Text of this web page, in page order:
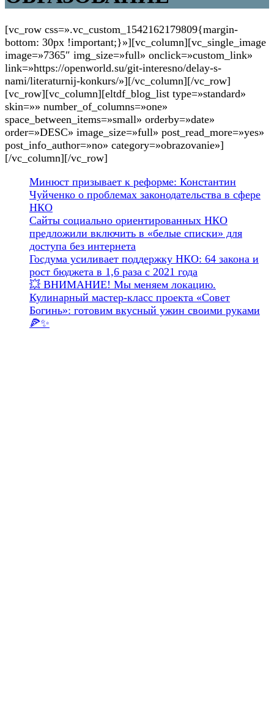
[vc_row css=».vc_custom_1542162179809{margin-
bottom: 30px !important;}»][vc_column][vc_single_image
image=»7365″ img_size=»full» onclick=»custom_link»
link=»https://openworld.su/git-interesno/delay-s-
nami/literaturnij-konkurs/»][/vc_column][/vc_row]
[vc_row][vc_column][eltdf_blog_list type=»standard»
skin=»» number_of_columns=»one»
space_between_items=»small» orderby=»date»
order=»DESC» image_size=»full» post_read_more=»yes»
post_info_author=»no» category=»obrazovanie»]
[/vc_column][/vc_row]
Минюст призывает к реформе: Константин
Чуйченко о проблемах законодательства в сфере
НКО
Сайты социально ориентированных НКО
предложили включить в «белые списки» для
доступа без интернета
Госдума усиливает поддержку НКО: 64 закона и
рост бюджета в 1,6 раза с 2021 года
💥 ВНИМАНИЕ! Мы меняем локацию.
Кулинарный мастер-класс проекта «Совет
Богинь»: готовим вкусный ужин своими руками
🍕✨